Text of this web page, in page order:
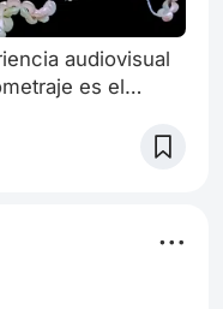
audiovisual
es el
este
y
década con el
inmersiv